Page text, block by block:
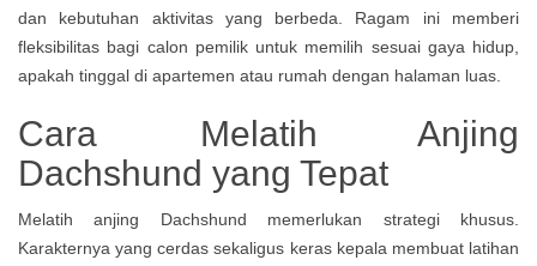
dan kebutuhan aktivitas yang berbeda. Ragam ini memberi
fleksibilitas bagi calon pemilik untuk memilih sesuai gaya hidup,
apakah tinggal di apartemen atau rumah dengan halaman luas.
Cara Melatih Anjing
Dachshund yang Tepat
Melatih anjing Dachshund memerlukan strategi khusus.
Karakternya yang cerdas sekaligus keras kepala membuat latihan